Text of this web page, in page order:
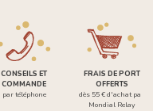
CONSEILS ET
COMMANDE
par téléphone
FRAIS DE PORT
OFFERTS
dès 55 € d'achat par
Mondial Relay